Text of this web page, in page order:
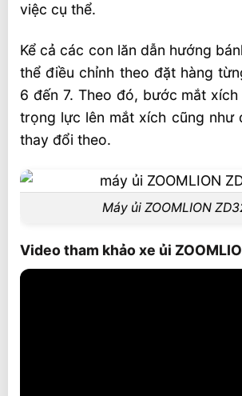
việc cụ thể.
Kể cả các con lăn dẫn hướng
thể điều chỉnh theo đặt hàng
6 đến 7. Theo đó, bước mắt
trọng lực lên mắt xích cũng như
thay đổi theo.
Máy ủi ZOOMLION
Video tham khảo xe ủi